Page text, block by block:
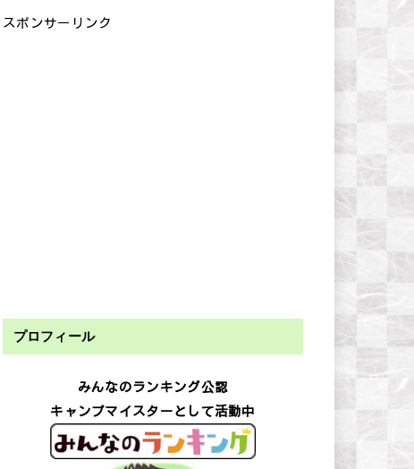
スポンサーリンク
プロフィール
みんなのランキング公認
キャンプマイスターとして活動中